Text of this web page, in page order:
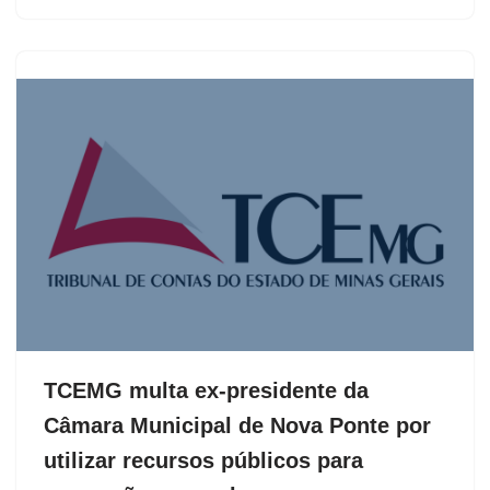
TCEMG multa ex-presidente da
Câmara Municipal de Nova Ponte por
utilizar recursos públicos para